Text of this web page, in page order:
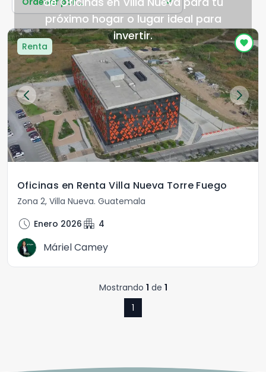
próximo hogar o lugar ideal para
invertir.
Renta
Oficinas en Renta Villa Nueva Torre Fuego
Zona 2, Villa Nueva. Guatemala
schedule Enero 2026 apartment 4
Máriel Camey
Mostrando 1 de 1
1